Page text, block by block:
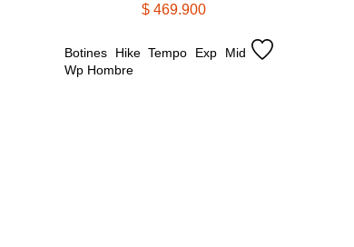
$ 469.900
Botines Hike Tempo Exp Mid
Wp Hombre